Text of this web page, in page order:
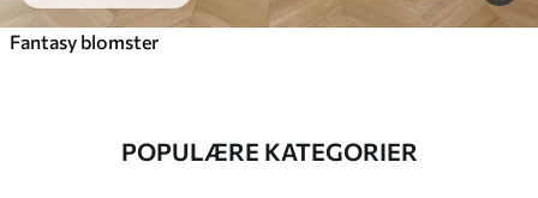
Fantasy blomster
POPULÆRE KATEGORIER